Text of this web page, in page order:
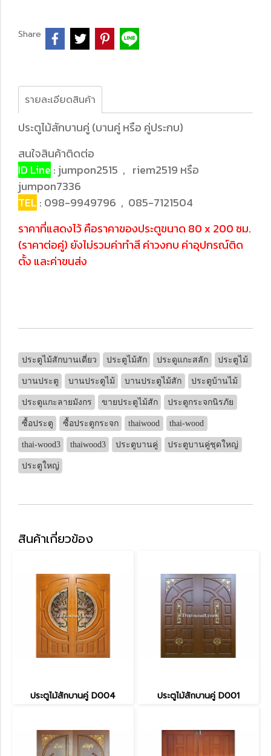
Share
รายละเอียดสินค้า
ประตูไม้สักบานคู่ (บานคู่ หรือ คู่ประกบ)
สนใจสินค้าติดต่อ
ID Line : jumpon2515 , riem2519 หรือ
jumpon7336
TEL : 098-9949796 , 085-7121504
ราคาที่แสดงไว้ คือราคาของประตูขนาด 80 x 200 ซม.
(ราคาต่อคู่) ยังไม่รวมค่าทำสี ค่าวงกบ ค่าอุปกรณ์ติด
ตั้ง และค่าขนส่ง
ประตูไม้สักบานเดี่ยว ประตูไม้สัก ประดูแกะสลัก ประตูไม้
บานประตู บานประตูไม้ บานประตูไม้สัก ประตูบ้านไม้
ประตูแกะลายมังกร ขายประตูไม้สัก ประตูกระจกนิรภัย
ซื้อประตู ซื้อประตูกระจก thaiwood thai-wood
thai-wood3 thaiwood3 ประตูบานคู่ ประตูบานคู่ชุดใหญ่
ประตูใหญ่
สินค้าเกี่ยวข้อง
ประตูไม้สักบานคู่ D004 ประตูไม้สักบานคู่ D001